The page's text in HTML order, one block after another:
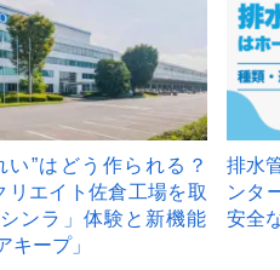
い”はどう作られる？
リエイト佐倉工場を取
ンラ」体験と新機能
キープ」
排水
ンタ
安全